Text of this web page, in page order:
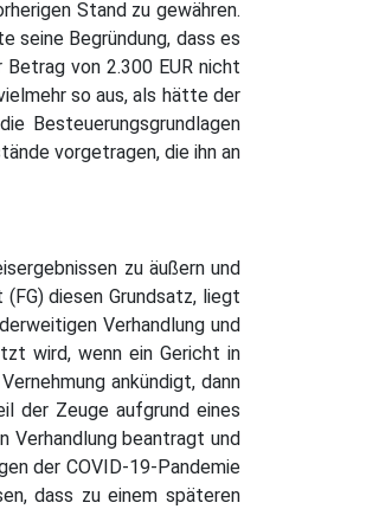
Stand zu gewähren.
seine Begründung, dass es
von 2.300 EUR nicht
so aus, als hätte der
Besteuerungsgrundlagen
vorgetragen, die ihn an
zu äußern und
diesen Grundsatz, liegt
Verhandlung und
wird, wenn ein Gericht in
ankündigt, dann
der Zeuge aufgrund eines
Verhandlung beantragt und
der COVID-19-Pandemie
dass zu einem späteren